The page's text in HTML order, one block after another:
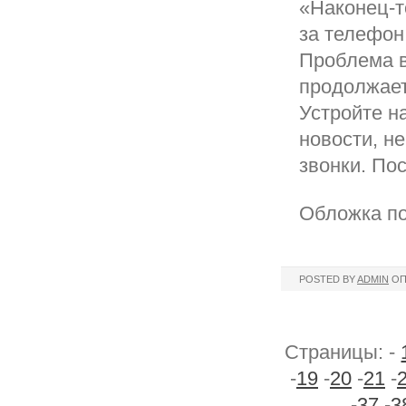
«Наконец-
за
Проблема
Устройте
новости,
звонки.
Обложка
POSTED BYADMIN
Страницы: -
-19 -20 -21 -